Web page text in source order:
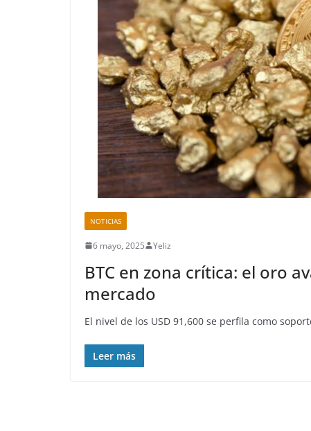
NOTICIAS
6 mayo, 2025 Yeliz
BTC en zona crítica: el oro
mercado
El nivel de los USD 91,600 se perfila como
Leer más